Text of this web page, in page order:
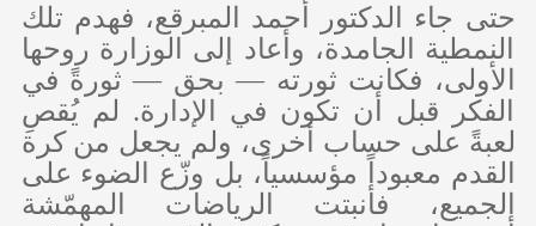
حتى جاء الدكتور أحمد المبرقع، فهدم تلك
النمطية الجامدة، وأعاد إلى الوزارة روحها
الأولى، فكانت ثورته — بحق — ثورةً في
الفكر قبل أن تكون في الإدارة. لم يُقصِ
لعبةً على حساب أخرى، ولم يجعل من كرة
القدم معبوداً مؤسسياً، بل وزّع الضوء على
الجميع، فأنبتت الرياضات المهمّشة